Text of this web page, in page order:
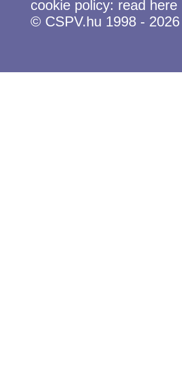
cookie policy: read here
© CSPV.hu 1998 - 2026